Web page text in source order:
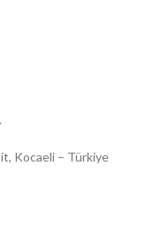
Kocaeli – Türkiye